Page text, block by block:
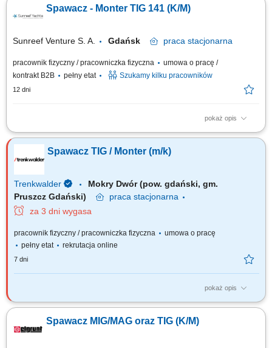
i wykonanych części; Dbanie o stanowisko pracy oraz przestrzeganie
zasad BHP;
Spawacz - Monter TIG 141 (K/M)
Sunreef Venture S. A. Gdańsk praca stacjonarna
pracownik fizyczny / pracowniczka fizyczna
umowa o pracę /
kontrakt B2B
pełny etat Szukamy kilku pracowników
12 dni
pokaż opis
Zakres obowiązków: Montaż i spawanie elementów z aluminium metodą
TIG 141; Wytwarzanie detali zgodnie z rysunkiem technicznym; Wstępna
kontrola jakości gotowych elementów; Przestrzeganie zasad BHP,
regulaminów oraz dbanie o porządek na stanowisku;
Spawacz TIG / Monter (m/k)
Trenkwalder
Mokry Dwór (pow. gdański, gm.
Pruszcz Gdański)
praca stacjonarna
za 3 dni wygasa
pracownik fizyczny / pracowniczka fizyczna
umowa o pracę
pełny etat
rekrutacja online
7 dni
pokaż opis
Twoje zadania montowanie gotowych podzespołów zgodnie z
proste prace hydrauliczne, takie jak instalacja baterii czy odpływów w
zlewach, skręcanie oraz sczepianie metodą TIG stali nierdzewnej.
Spawacz MIG/MAG oraz TIG (K/M)